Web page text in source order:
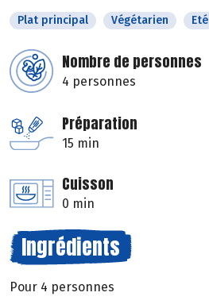
Plat principal Végétarien Eté
Nombre de personnes
4 personnes
Préparation
15 min
Cuisson
0 min
Ingrédients
Pour 4 personnes